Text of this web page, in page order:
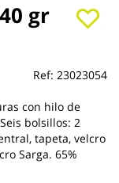
gr
Ref: 23023054
con hilo de
bolsillos: 2
tapeta, velcro
Sarga. 65%